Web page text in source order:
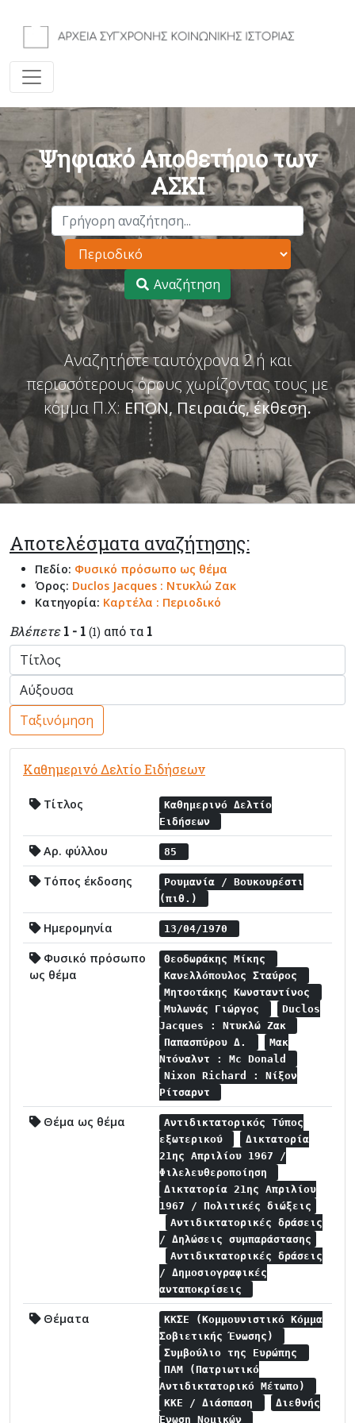
Ψηφιακό Αποθετήριο των
ΑΣΚΙ
Αναζήτηση
Αναζητήστε ταυτόχρονα 2 ή και
περισσότερους όρους χωρίζοντας τους με
κόμμα Π.Χ: ΕΠΟΝ, Πειραιάς, έκθεση.
Αποτελέσματα αναζήτησης:
Πεδίο: Φυσικό πρόσωπο ως θέμα
Όρος: Duclos Jacques : Ντυκλώ Ζακ
Κατηγορία: Καρτέλα : Περιοδικό
Βλέπετε 1 - 1 (1) από τα 1
Ταξινόμηση
Καθημερινό Δελτίο Ειδήσεων
Τίτλος
Καθημερινό Δελτίο
Ειδήσεων
Αρ. φύλλου 85
Τόπος έκδοσης
Ρουμανία / Βουκουρέστι
(πιθ.)
Ημερομηνία 13/04/1970
Φυσικό πρόσωπο
ως θέμα
Θεοδωράκης Μίκης
Κανελλόπουλος Σταύρος
Μητσοτάκης Κωνσταντίνος
Μυλωνάς Γιώργος
Duclos
Jacques : Ντυκλώ Ζακ
Παπασπύρου Δ.
Μακ
Ντόναλντ : Mc Donald
Nixon Richard : Νίξον
Ρίτσαρντ
Θέμα ως θέμα
Αντιδικτατορικός Τύπος
εξωτερικού
Δικτατορία
21ης Απριλίου 1967 /
Φιλελευθεροποίηση
Δικτατορία 21ης Απριλίου
1967 / Πολιτικές διώξεις
Αντιδικτατορικές δράσεις
/ Δηλώσεις συμπαράστασης
Αντιδικτατορικές δράσεις
/ Δημοσιογραφικές
ανταποκρίσεις
Θέματα
ΚΚΣΕ (Κομμουνιστικό Κόμμα
Σοβιετικής Ένωσης)
Συμβούλιο της Ευρώπης
ΠΑΜ (Πατριωτικό
Αντιδικτατορικό Μέτωπο)
ΚΚΕ / Διάσπαση
Διεθνής
Ένωση Νομικών